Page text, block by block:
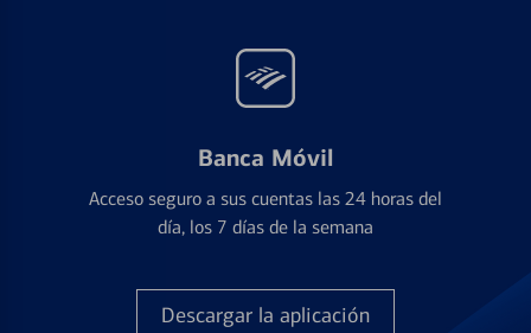
Banca Móvil
Acceso seguro a sus cuentas las 24 horas del
día, los 7 días de la semana
Descargar la aplicación